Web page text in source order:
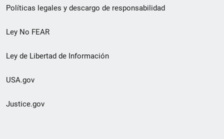
de
página
Políticas legales y descargo de responsabilidad
Ley No FEAR
Ley de Libertad de Información
USA.gov
Justice.gov